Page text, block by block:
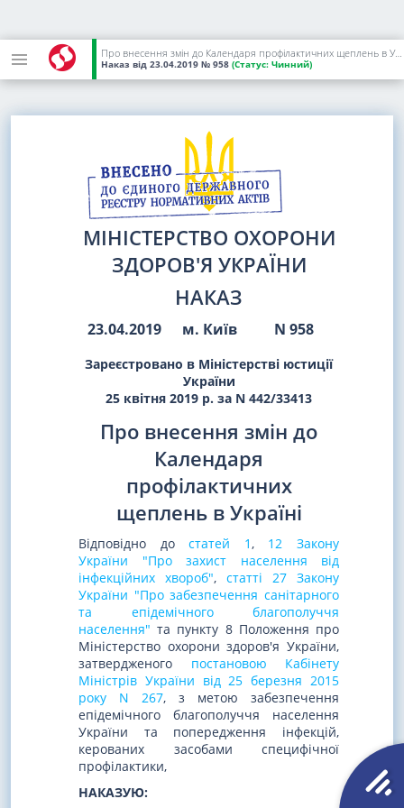
Про внесення змін до Календаря профілактичних щеплень в Україні
Наказ від 23.04.2019 № 958 (Статус: Чинний)
МІНІСТЕРСТВО ОХОРОНИ
ЗДОРОВ'Я УКРАЇНИ
НАКАЗ
23.04.2019 м. Київ N 958
Зареєстровано в Міністерстві юстиції
України
25 квітня 2019 р. за N 442/33413
Про внесення змін до
Календаря
профілактичних
щеплень в Україні
Відповідно достатей 1, 12 Закону
України "Про захист населення від
інфекційних хвороб", статті 27 Закону
України "Про забезпечення санітарного
та епідемічного благополуччя
населення" та пункту 8 Положення про
Міністерство охорони здоров'я України,
затвердженого постановою Кабінету
Міністрів України від 25 березня 2015
року N 267, з метою забезпечення
епідемічного благополуччя населення
України та попередження інфекцій,
керованих засобами специфічної
профілактики,
НАКАЗУЮ: